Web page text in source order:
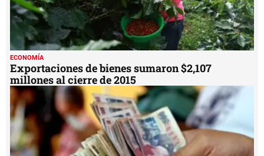
ECONOMÍA
Exportaciones de bienes sumaron $2,107
millones al cierre de 2015